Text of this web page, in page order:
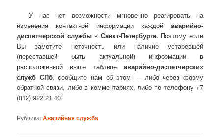
У нас нет возможности мгновенно реагировать на
изменения контактной информации каждой аварийно-
диспетчерской службыв Санкт-Петербурге. Поэтому если
Вы заметите неточность или наличие устаревшей
(переставшей быть актуальной) информации в
расположенной выше таблице аварийно-диспетчерских
служб СПб, сообщите нам об этом — либо через форму
обратной связи, либо в комментариях, либо по телефону +7
(812) 922 21 40.
Рубрика:Аварийная служба